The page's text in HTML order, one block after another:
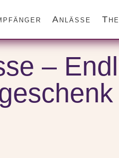
Anlässe
–